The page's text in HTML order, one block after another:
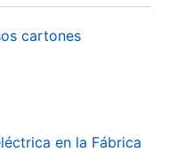
cartones
en la Fábrica